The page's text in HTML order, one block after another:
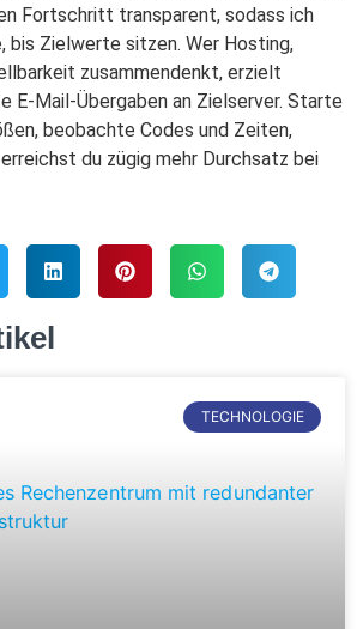
Fortschritt transparent, sodass ich
Zielwerte sitzen. Wer Hosting,
zusammendenkt, erzielt
E-Mail-Übergaben an Zielserver. Starte
beobachte Codes und Zeiten,
du zügig mehr Durchsatz bei
TECHNOLOGIE